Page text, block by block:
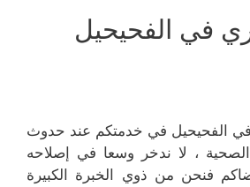
في الفحيحيل
الفحيحيل في خدمتكم عند حدوث
، لا ندخر وسعا في إصلاحه
فنحن من ذوي الخبرة الكبيرة